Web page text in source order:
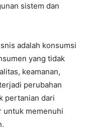
sistem dan
adalah konsumsi
yang tidak
keamanan,
perubahan
pertanian dari
untuk memenuhi